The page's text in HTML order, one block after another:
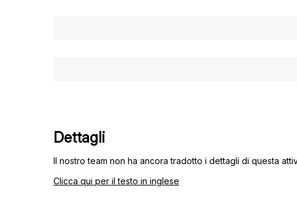
Dettagli
Il nostro team non ha ancora tradotto i dettagli di questa
Clicca qui per il testo in inglese